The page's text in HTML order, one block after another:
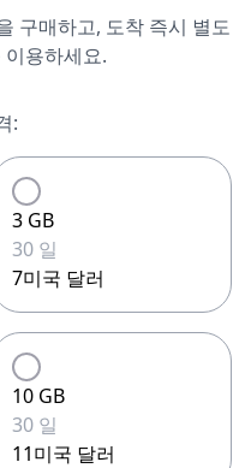
구매하고, 도착 즉시 별도
용하세요.
:
3 GB
30 일
7미국 달러
10 GB
30 일
11미국 달러